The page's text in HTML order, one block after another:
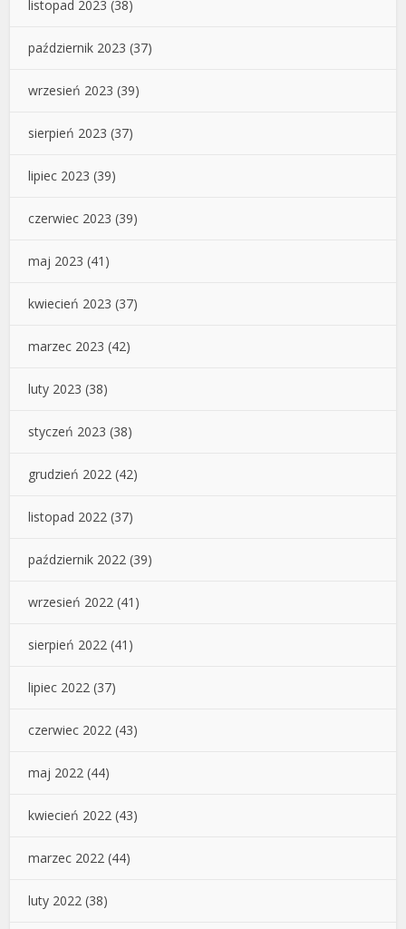
listopad 2023 (38)
październik 2023 (37)
wrzesień 2023 (39)
sierpień 2023 (37)
lipiec 2023 (39)
czerwiec 2023 (39)
maj 2023 (41)
kwiecień 2023 (37)
marzec 2023 (42)
luty 2023 (38)
styczeń 2023 (38)
grudzień 2022 (42)
listopad 2022 (37)
październik 2022 (39)
wrzesień 2022 (41)
sierpień 2022 (41)
lipiec 2022 (37)
czerwiec 2022 (43)
maj 2022 (44)
kwiecień 2022 (43)
marzec 2022 (44)
luty 2022 (38)